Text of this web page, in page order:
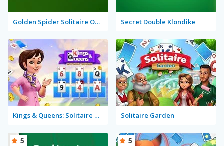
Golden Spider Solitaire On-line Secret Double Klondike
Kings & Queens: Solitaire Tripeaks Solitaire Garden
5 5